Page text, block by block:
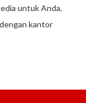
untuk Anda,
kantor